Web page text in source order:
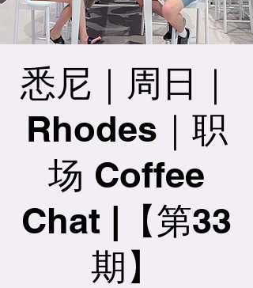
悉尼｜周日｜
Rhodes｜职
场 Coffee
Chat |【第33
期】